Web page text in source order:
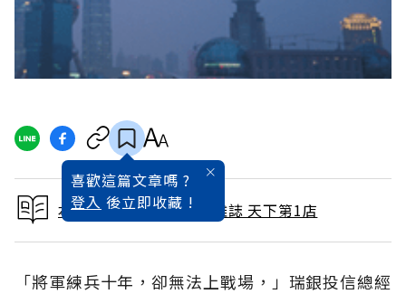
喜歡這篇文章嗎 ?
登入 後立即收藏 !
本文出自 2004 / 4月號雜誌 天下第1店
「將軍練兵十年，卻無法上戰場，」瑞銀投信總經